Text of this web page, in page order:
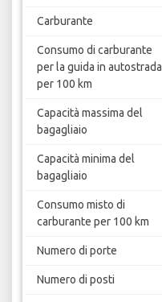
Carburante
Consumo di carburante
per la guida in autostrada
per 100 km
Capacità massima del
bagagliaio
Capacità minima del
bagagliaio
Consumo misto di
carburante per 100 km
Numero di porte
Numero di posti